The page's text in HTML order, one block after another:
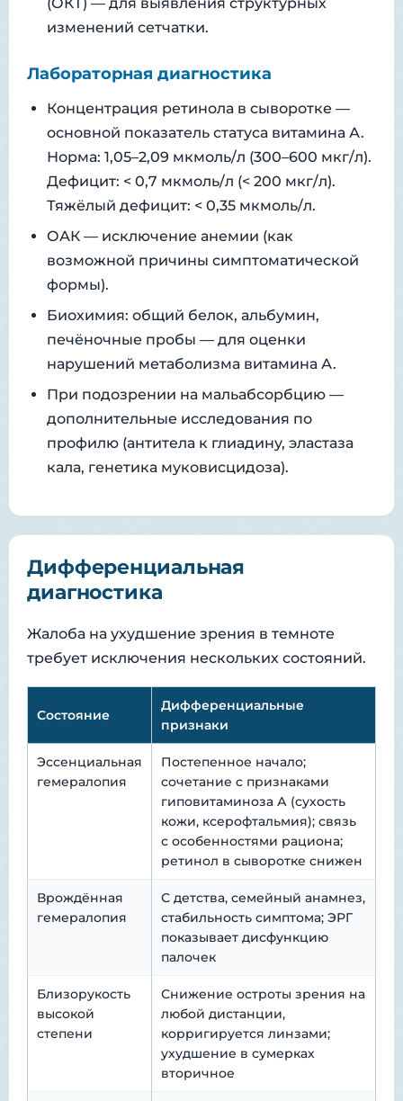
изменений сетчатки.
Лабораторная диагностика
Концентрация ретинола в сыворотке —
основной показатель статуса витамина А.
Норма: 1,05–2,09 мкмоль/л (300–600 мкг/л).
Дефицит: < 0,7 мкмоль/л (< 200 мкг/л).
Тяжёлый дефицит: < 0,35 мкмоль/л.
ОАК — исключение анемии (как
возможной причины симптоматической
формы).
Биохимия: общий белок, альбумин,
печёночные пробы — для оценки
нарушений метаболизма витамина А.
При подозрении на мальабсорбцию —
дополнительные исследования по
профилю (антитела к глиадину, эластаза
кала, генетика муковисцидоза).
Дифференциальная
диагностика
Жалоба на ухудшение зрения в темноте
требует исключения нескольких состояний.
Состояние
Дифференциальные
признаки
Эссенциальная
гемералопия
Постепенное начало;
сочетание с признаками
гиповитаминоза А (сухость
кожи, ксерофтальмия); связь
с особенностями рациона;
ретинол в сыворотке снижен
Врождённая
гемералопия
С детства, семейный анамнез,
стабильность симптома; ЭРГ
показывает дисфункцию
палочек
Близорукость
высокой
степени
Снижение остроты зрения на
любой дистанции,
корригируется линзами;
ухудшение в сумерках
вторичное